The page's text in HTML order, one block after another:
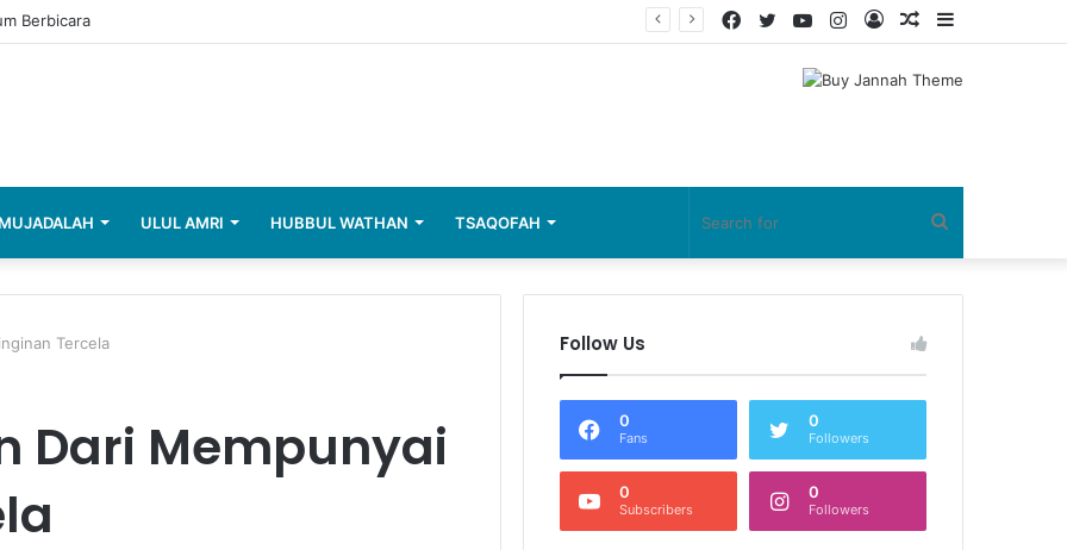
Berbicara
Random
Log
Instagram
YouTube
Twitter
Facebook
MUJADALAH ULUL AMRI HUBBUL WATHAN TSAQOFAH
for
Tercela
Dari Mempunyai
Follow Us
0
Fans
0
Followers
0
Subscribers
0
Followers